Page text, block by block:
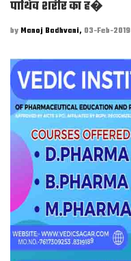
पार्थिव शरीर का ह�
by Manoj Badhvani, 03-Feb-2019